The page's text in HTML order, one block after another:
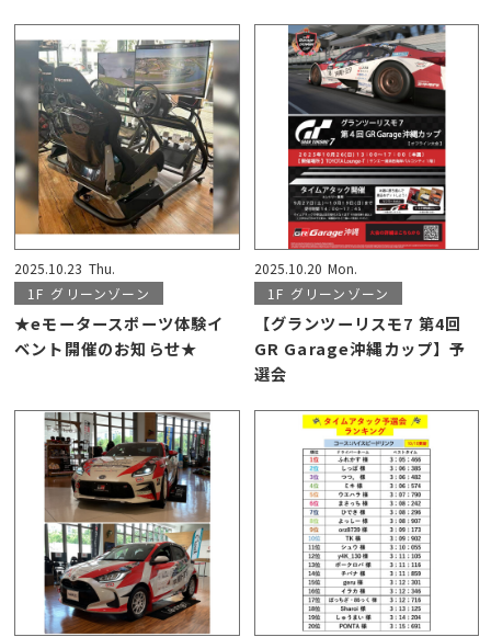
2025.10.23 Thu.
1F グリーンゾーン
★eモータースポーツ体験イ
ベント開催のお知らせ★
2025.10.20 Mon.
1F グリーンゾーン
【グランツーリスモ7 第4回
GR Garage沖縄カップ】予
選会